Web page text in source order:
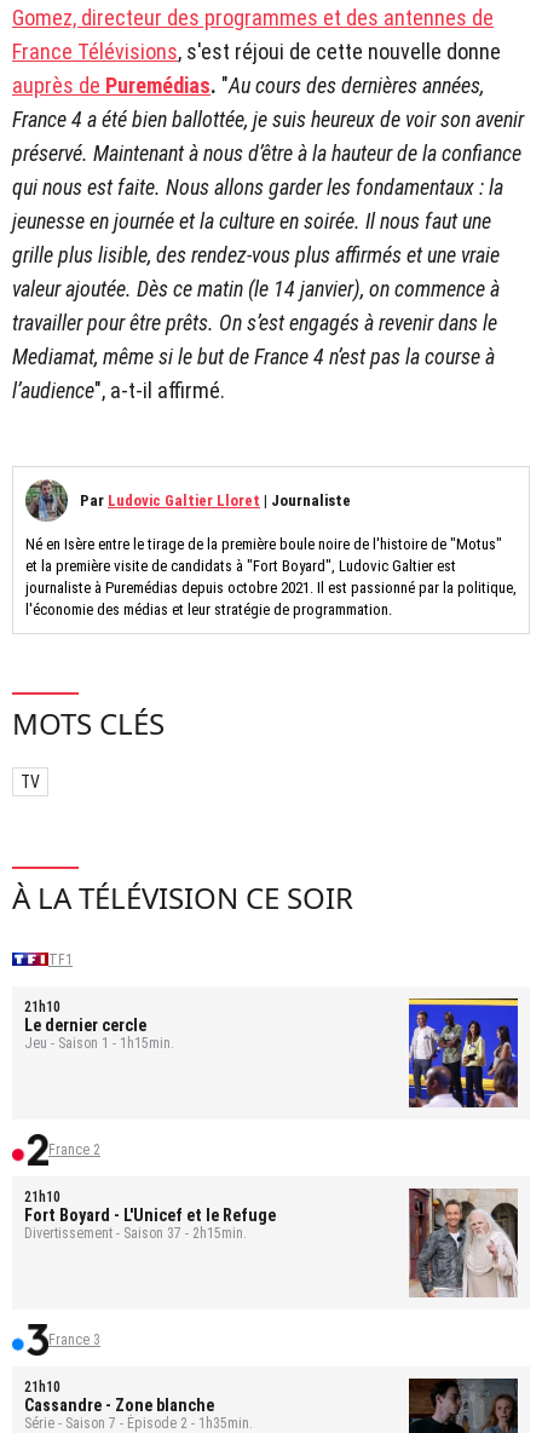
Gomez, directeur des programmes et des antennes de
France Télévisions, s'est réjoui de cette nouvelle donne
auprès de Puremédias. "Au cours des dernières années,
France 4 a été bien ballottée, je suis heureux de voir son avenir
préservé. Maintenant à nous d’être à la hauteur de la confiance
qui nous est faite. Nous allons garder les fondamentaux : la
jeunesse en journée et la culture en soirée. Il nous faut une
grille plus lisible, des rendez-vous plus affirmés et une vraie
valeur ajoutée. Dès ce matin (le 14 janvier), on commence à
travailler pour être prêts. On s’est engagés à revenir dans le
Mediamat, même si le but de France 4 n’est pas la course à
l’audience", a-t-il affirmé.
Par Ludovic Galtier Lloret | Journaliste
Né en Isère entre le tirage de la première boule noire de l'histoire de "Motus"
et la première visite de candidats à "Fort Boyard", Ludovic Galtier est
journaliste à Puremédias depuis octobre 2021. Il est passionné par la politique,
l'économie des médias et leur stratégie de programmation.
MOTS CLÉS
TV
À LA TÉLÉVISION CE SOIR
TF1
21h10
Le dernier cercle
Jeu - Saison 1 - 1h15min.
France 2
21h10
Fort Boyard - L'Unicef et le Refuge
Divertissement - Saison 37 - 2h15min.
France 3
21h10
Cassandre - Zone blanche
Série - Saison 7 - Épisode 2 - 1h35min.